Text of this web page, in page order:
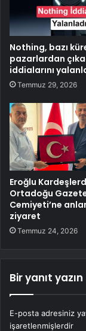
Nothing, bazı
pazarlardan
iddialarını
Temmuz 29, 2026
Eroğlu
Ortadoğu
Cemiyeti’ne
ziyaret
Temmuz 24, 2026
Bir yanıt yazın
E-posta adresiniz
işaretlenmişlerdir